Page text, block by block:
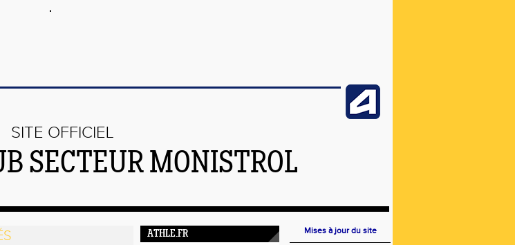
SITE OFFICIEL
SECTEUR MONISTROL
ATHLE.FR
Mises à jour du site